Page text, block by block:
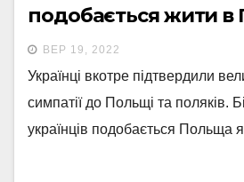
подобається жити в
ВЕР 19, 2022
Українці вкотре підтвердили
симпатії до Польщі та поляків.
українців подобається Польща